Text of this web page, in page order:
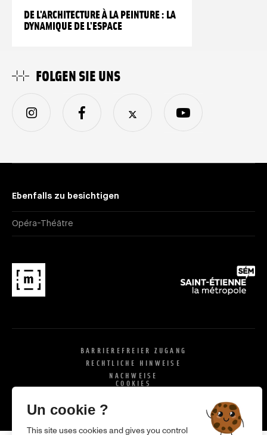
DE L'ARCHITECTURE À LA PEINTURE : LA
DYNAMIQUE DE L'ESPACE
Ebenfalls zu besichtigen
Opéra-Théâtre
FOLGEN SIE UNS
BARRIEREFREIER ZUGANG
RECHTLICHE HINWEISE
NACHWEISE
COOKIES
Un cookie ?
This site uses cookies and gives you control